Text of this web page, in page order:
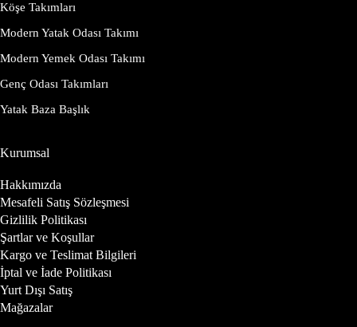
Köşe Takımları
Modern Yatak Odası Takımı
Modern Yemek Odası Takımı
Genç Odası Takımları
Yatak Baza Başlık
Kurumsal
Hakkımızda
Mesafeli Satış Sözleşmesi
Gizlilik Politikası
Şartlar ve Koşullar
Kargo ve Teslimat Bilgileri
İptal ve İade Politikası
Yurt Dışı Satış
Mağazalar